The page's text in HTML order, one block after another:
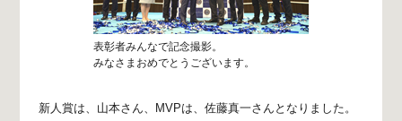
表彰者みんなで記念撮影。
みなさまおめでとうございます。
新人賞は、山本さん、 MVPは、佐藤真一さんとなりました。